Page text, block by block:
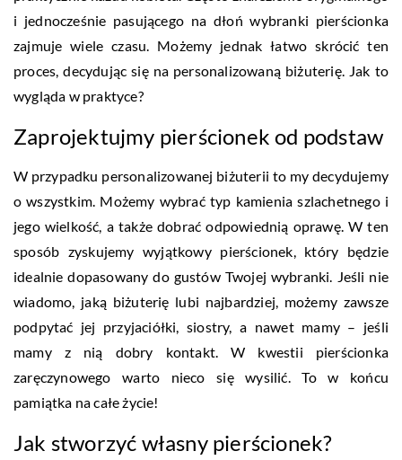
i jednocześnie pasującego na dłoń wybranki pierścionka
zajmuje wiele czasu. Możemy jednak łatwo skrócić ten
proces, decydując się na personalizowaną biżuterię. Jak to
wygląda w praktyce?
Zaprojektujmy pierścionek od podstaw
W przypadku personalizowanej biżuterii to my decydujemy
o wszystkim. Możemy wybrać typ kamienia szlachetnego i
jego wielkość, a także dobrać odpowiednią oprawę. W ten
sposób zyskujemy wyjątkowy pierścionek, który będzie
idealnie dopasowany do gustów Twojej wybranki. Jeśli nie
wiadomo, jaką biżuterię lubi najbardziej, możemy zawsze
podpytać jej przyjaciółki, siostry, a nawet mamy – jeśli
mamy z nią dobry kontakt. W kwestii pierścionka
zaręczynowego warto nieco się wysilić. To w końcu
pamiątka na całe życie!
Jak stworzyć własny pierścionek?